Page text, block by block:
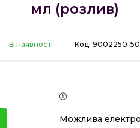
мл (розлив)
В наявності Код: 9002250-50